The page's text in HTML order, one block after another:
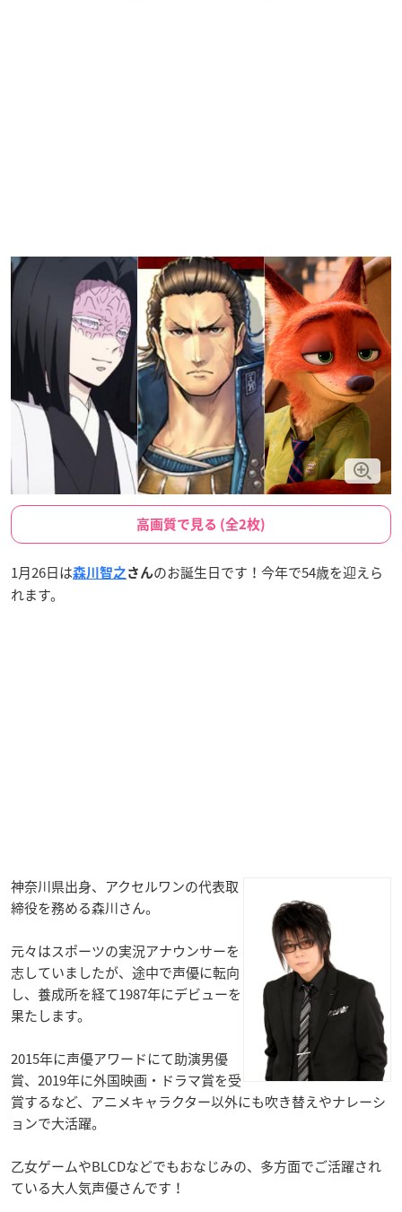
高画質で見る (全2枚)
1月26日は森川智之 さんのお誕生日です！今年で54歳を迎えら
れます。
神奈川県出身、アクセルワンの代表取
締役を務める森川さん。
元々はスポーツの実況アナウンサーを
志していましたが、途中で声優に転向
し、養成所を経て1987年にデビューを
果たします。
2015年に声優アワードにて助演男優
賞、2019年に外国映画・ドラマ賞を受
賞するなど、アニメキャラクター以外にも吹き替えやナレーシ
ョンで大活躍。
乙女ゲームやBLCDなどでもおなじみの、多方面でご活躍され
ている大人気声優さんです！